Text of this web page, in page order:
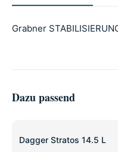
Grabner
Dazu passend
SALE
Dagger Stratos 14.5 L